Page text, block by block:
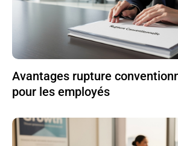
Avantages rupture
pour les employés